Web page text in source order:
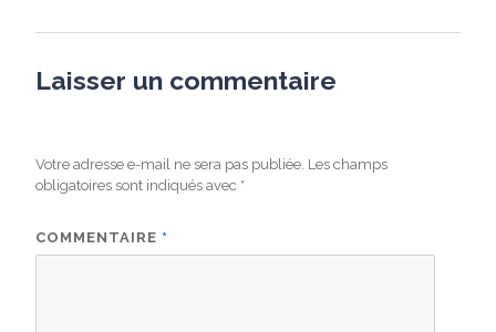
Laisser un commentaire
Votre adresse e-mail ne sera pas publiée. Les champs
obligatoires sont indiqués avec *
COMMENTAIRE *